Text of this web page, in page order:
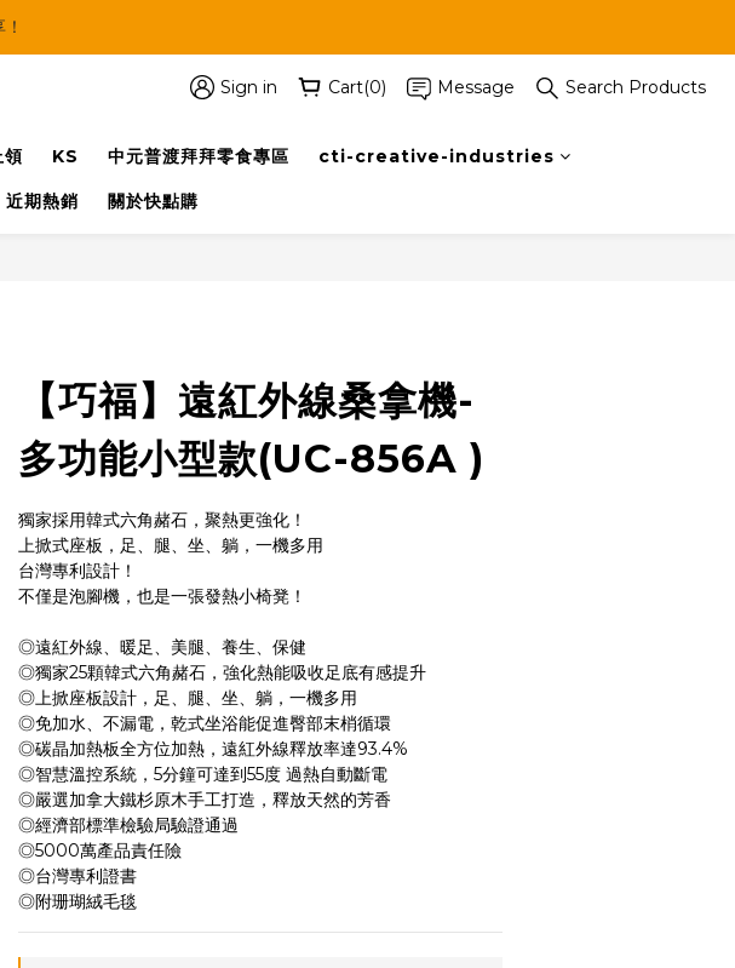
！
Sign in Cart(0) Message Search Products
KS 中元普渡拜拜零食專區 cti-creative-industries
近期熱銷 關於快點購
【巧福】遠紅外線桑拿機-
多功能小型款(UC-856A )
獨家採用韓式六角赭石，聚熱更強化！
上掀式座板，足、腿、坐、躺，一機多用
台灣專利設計！
不僅是泡腳機，也是一張發熱小椅凳！
◎遠紅外線、暖足、美腿、養生、保健
◎獨家25顆韓式六角赭石，強化熱能吸收足底有感提升
◎上掀座板設計，足、腿、坐、躺，一機多用
◎免加水、不漏電，乾式坐浴能促進臀部末梢循環
◎碳晶加熱板全方位加熱，遠紅外線釋放率達93.4%
◎智慧溫控系統，5分鐘可達到55度 過熱自動斷電
◎嚴選加拿大鐵杉原木手工打造，釋放天然的芳香
◎經濟部標準檢驗局驗證通過
◎5000萬產品責任險
◎台灣專利證書
◎附珊瑚絨毛毯